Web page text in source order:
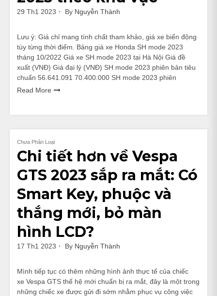
29 Th1 2023 By Nguyễn Thành
Lưu ý: Giá chỉ mang tính chất tham khảo, giá xe biến động
tùy từng thời điểm. Bảng giá xe Honda SH mode 2023
tháng 10/2022 Giá xe SH mode 2023 tại Hà Nội Giá đề
xuất (VNĐ) Giá đại lý (VNĐ) SH mode 2023 phiên bản tiêu
chuẩn 56.641.091 70.400.000 SH mode 2023 phiên
Read More
Chưa Phân Loại
Chi tiết hơn về Vespa
GTS 2023 sắp ra mắt: Có
Smart Key, phuộc và
thắng mới, bỏ màn
hình LCD?
17 Th1 2023 By Nguyễn Thành
Mình tiếp tục có thêm những hình ảnh thực tế của chiếc
xe Vespa GTS thế hệ mới chuẩn bị ra mắt, đây là một trong
những chiếc xe được gửi đi sớm nhằm phục vụ công việc